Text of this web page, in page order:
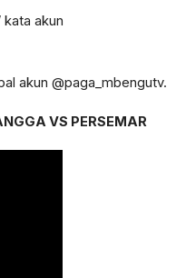
kata akun
akun @paga_mbengutv.
VS PERSEMAR